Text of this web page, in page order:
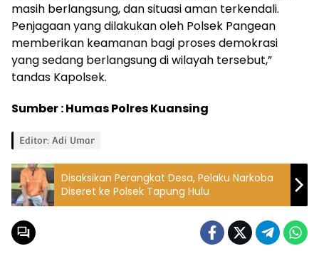
masih berlangsung, dan situasi aman terkendali.
Penjagaan yang dilakukan oleh Polsek Pangean
memberikan keamanan bagi proses demokrasi
yang sedang berlangsung di wilayah tersebut,”
tandas Kapolsek.
Sumber : Humas Polres Kuansing
Editor: Adi Umar
Disaksikan Perangkat Desa, Pelaku Narkoba
Diseret ke Polsek Tapung Hulu